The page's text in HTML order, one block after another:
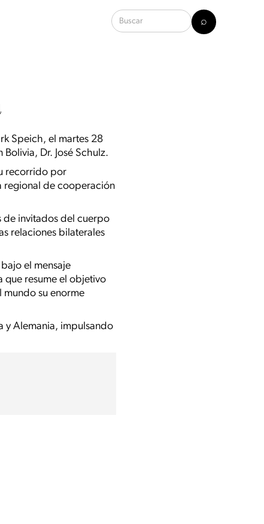
Speich, el martes 28
Dr. José Schulz.
recorrido por
regional de cooperación
de invitados del cuerpo
relaciones bilaterales
el mensaje
que resume el objetivo
mundo su enorme
y Alemania, impulsando